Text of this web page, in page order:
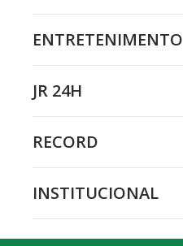
ENTRETENIMENTO
JR 24H
RECORD
INSTITUCIONAL